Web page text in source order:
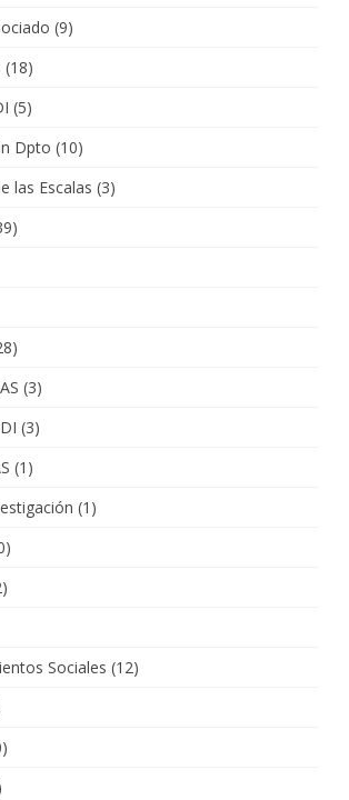
(9)
(18)
(5)
Dpto (10)
las Escalas (3)
(3)
(3)
(1)
(1)
Sociales (12)